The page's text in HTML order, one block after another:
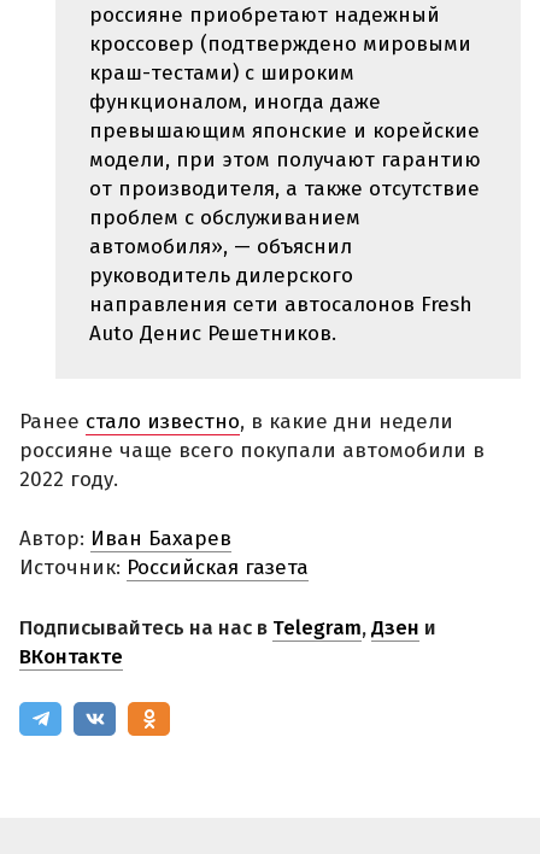
россияне приобретают надежный
кроссовер (подтверждено мировыми
краш-тестами) с широким
функционалом, иногда даже
превышающим японские и корейские
модели, при этом получают гарантию
от производителя, а также отсутствие
проблем с обслуживанием
автомобиля», — объяснил
руководитель дилерского
направления сети автосалонов Fresh
Auto Денис Решетников.
Ранее стало известно, в какие дни недели
россияне чаще всего покупали автомобили в
2022 году.
Автор: Иван Бахарев
Источник: Российская газета
Подписывайтесь на нас в Telegram,Дзен и
ВКонтакте